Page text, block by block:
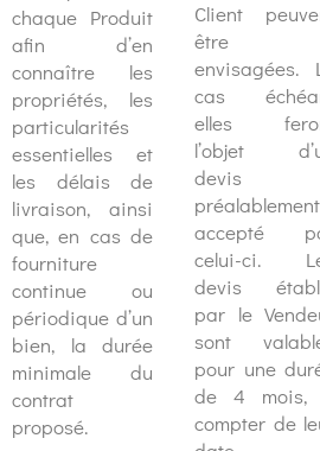
chaque Produit
afin d’en
connaître les
propriétés, les
particularités
essentielles et
les délais de
livraison, ainsi
que, en cas de
fourniture
continue ou
périodique d’un
bien, la durée
minimale du
contrat
proposé.
Client
être
envisagées.
cas
elles
l’objet
devis
préalablement
accepté
celui-ci.
devis
par le
sont
pour une
de 4 mois,
compter de